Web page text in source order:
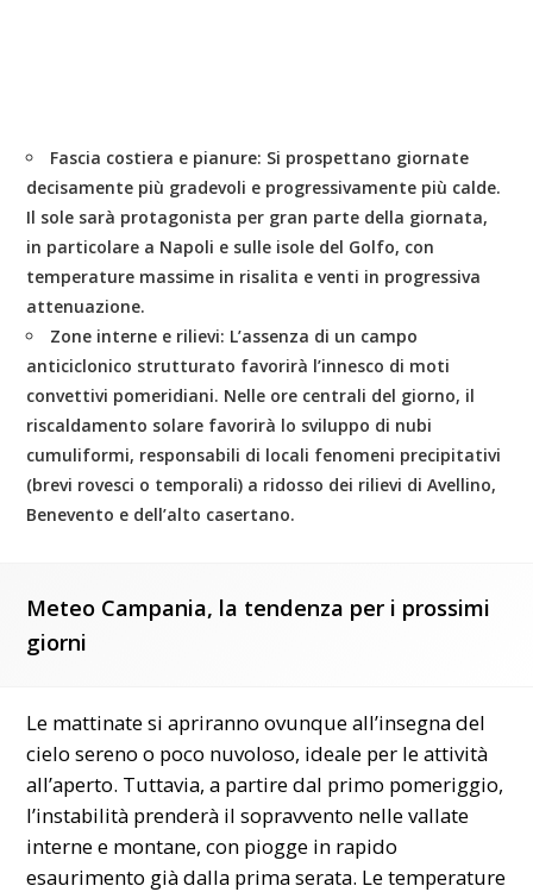
Fascia costiera e pianure: Si prospettano giornate
decisamente più gradevoli e progressivamente più calde.
Il sole sarà protagonista per gran parte della giornata,
in particolare a Napoli e sulle isole del Golfo, con
temperature massime in risalita e venti in progressiva
attenuazione.
Zone interne e rilievi: L’assenza di un campo
anticiclonico strutturato favorirà l’innesco di moti
convettivi pomeridiani. Nelle ore centrali del giorno, il
riscaldamento solare favorirà lo sviluppo di nubi
cumuliformi, responsabili di locali fenomeni precipitativi
(brevi rovesci o temporali) a ridosso dei rilievi di Avellino,
Benevento e dell’alto casertano.
Meteo Campania, la tendenza per i prossimi
giorni
Le mattinate si apriranno ovunque all’insegna del
cielo sereno o poco nuvoloso, ideale per le attività
all’aperto. Tuttavia, a partire dal primo pomeriggio,
l’instabilità prenderà il sopravvento nelle vallate
interne e montane, con piogge in rapido
esaurimento già dalla prima serata. Le temperature